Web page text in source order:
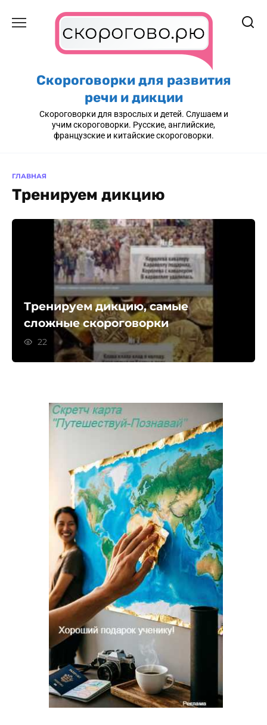
содержанию
Скороговорки для развития
речи и дикции
Скороговорки для взрослых и детей. Слушаем и
учим скороговорки. Русские, английские,
французские и китайские скороговорки.
ГЛАВНАЯ
Тренируем дикцию
Тренируем дикцию, самые
сложные скороговорки
22